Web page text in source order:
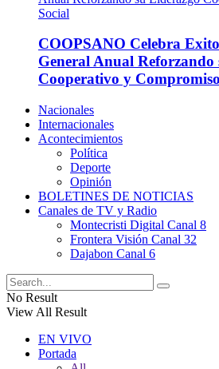
COOPSANO Celebra
General Anual Reforzando
Cooperativo y
Nacionales
Internacionales
Acontecimientos
Política
Deporte
Opinión
BOLETINES DE NOTICIAS
Canales de TV y Radio
Montecristi Digital Canal 8
Frontera Visión Canal 32
Dajabon Canal 6
No Result
View All Result
EN VIVO
Portada